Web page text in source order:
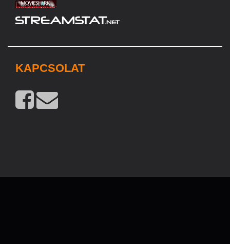
KAPCSOLAT